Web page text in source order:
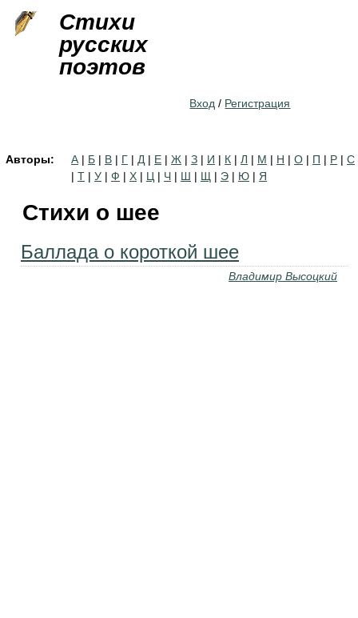
Стихи
русских
поэтов
Вход / Регистрация
Авторы: А | Б | В | Г | Д | Е | Ж | З | И | К | Л | М | Н | О | П | Р | С
| Т | У | Ф | Х | Ц | Ч | Ш | Щ | Э | Ю | Я
Стихи о шее
Баллада о короткой шее
Владимир Высоцкий